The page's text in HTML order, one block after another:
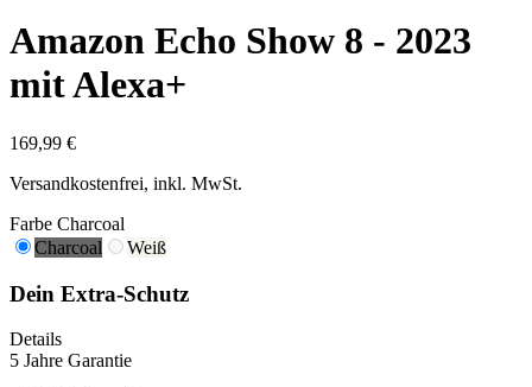
Amazon Echo Show 8 - 2023
mit Alexa+
169,99 €
Versandkostenfrei, inkl. MwSt.
Farbe Charcoal
Charcoal
Weiß
Dein Extra-Schutz
Details
5 Jahre Garantie